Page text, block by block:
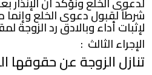
شرطاً لقبول دعوى الخلع
لإثبات أداء وبالادق رد الزوجة
الإجراء الثالث :
تنازل الزوجة عن حقوقها